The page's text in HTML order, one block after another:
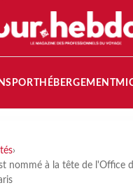
HÉBERGEMENT
›
nommé à la tête de l'Office